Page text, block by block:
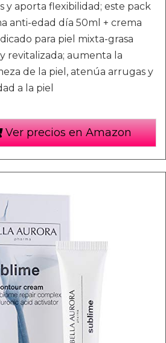
y aporta flexibilidad; este pack
anti-edad día 50ml + crema
para piel mixta-grasa
revitalizada; aumenta la
de la piel, atenúa arrugas y
a la piel
Ver precios en Amazon